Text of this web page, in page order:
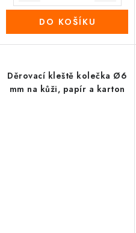
DO KOŠÍKU
Děrovací kleště kolečka Ø6
mm na kůži, papír a karton